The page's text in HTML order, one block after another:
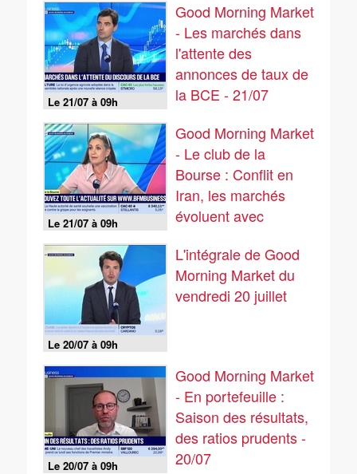
Le 21/07 à 09h
Good Morning Market
- Les marchés dans
l'attente des
annonces de taux de
la BCE - 21/07
Le 21/07 à 09h
Good Morning Market
- Le club de la
Bourse : Conflit en
Iran, les marchés
évoluent avec
Le 20/07 à 09h
L'intégrale de Good
Morning Market du
vendredi 20 juillet
Le 20/07 à 09h
Good Morning Market
- En portefeuille :
Saison des résultats,
des ratios prudents -
20/07